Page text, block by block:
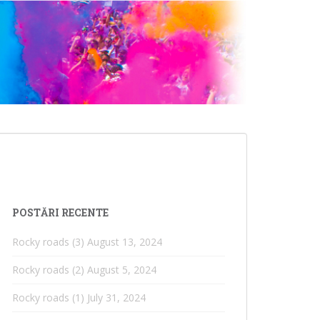
POSTĂRI RECENTE
Rocky roads (3) August 13, 2024
Rocky roads (2) August 5, 2024
Rocky roads (1) July 31, 2024